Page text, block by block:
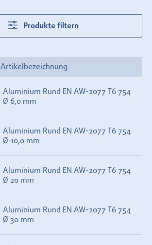
Produkte filtern
Artikelbezeichnung
Aluminium Rund EN AW-2077 T6 754
Ø 6,0 mm
Aluminium Rund EN AW-2077 T6 754
Ø 10,0 mm
Aluminium Rund EN AW-2077 T6 754
Ø 20 mm
Aluminium Rund EN AW-2077 T6 754
Ø 30 mm